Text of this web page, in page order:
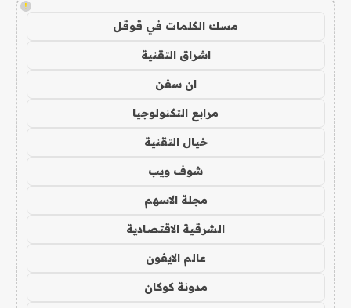
!
مسك الكلمات في قوقل
اشراق التقنية
ان سفن
مرابع التكنولوجيا
خيال التقنية
شوف ويب
مجلة الاسهم
الشرقية الاقتصادية
عالم الايفون
مدونة كوكان